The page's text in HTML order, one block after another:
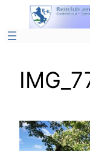
Inhalt
springen